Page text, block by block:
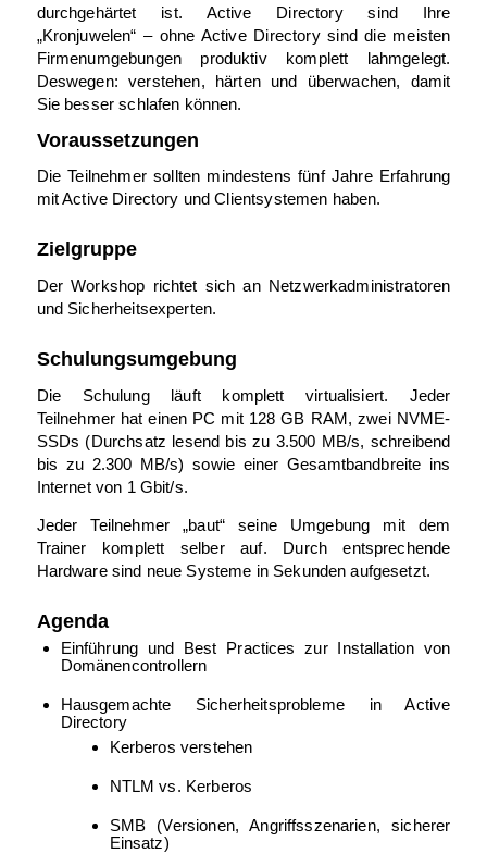
durchgehärtet ist. Active Directory sind Ihre
„Kronjuwelen“ – ohne Active Directory sind die meisten
Firmenumgebungen produktiv komplett lahmgelegt.
Deswegen: verstehen, härten und überwachen, damit
Sie besser schlafen können.
Voraussetzungen
Die Teilnehmer sollten mindestens fünf Jahre Erfahrung
mit Active Directory und Clientsystemen haben.
Zielgruppe
Der Workshop richtet sich an Netzwerkadministratoren
und Sicherheitsexperten.
Schulungsumgebung
Die Schulung läuft komplett virtualisiert. Jeder
Teilnehmer hat einen PC mit 128 GB RAM, zwei NVME-
SSDs (Durchsatz lesend bis zu 3.500 MB/s, schreibend
bis zu 2.300 MB/s) sowie einer Gesamtbandbreite ins
Internet von 1 Gbit/s.
Jeder Teilnehmer „baut“ seine Umgebung mit dem
Trainer komplett selber auf. Durch entsprechende
Hardware sind neue Systeme in Sekunden aufgesetzt.
Agenda
Einführung und Best Practices zur Installation von
Domänencontrollern
Hausgemachte Sicherheitsprobleme in Active
Directory
Kerberos verstehen
NTLM vs. Kerberos
SMB (Versionen, Angriffsszenarien, sicherer
Einsatz)